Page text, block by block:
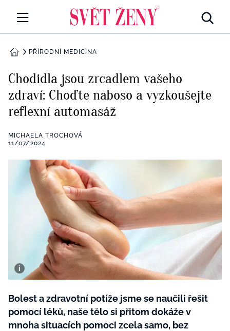
Všechny kategorie
Rozhovory
RETROHUBKY
Všechny kategorie
Seberozvoj
Všechny kategorie
Životní styl
ZÁBAVA
Všechny kategorie
Testy a kvízy
BYDLENÍ
Všechny kategorie
Rady a tipy
BurdaMedia
Extra
SVĚT ŽENY - 599 KČ
ROČNÍ PŘEDPLATNÉ SVĚT ŽENY +
DOMŮPŘÍRODNÍ MEDICÍNA
Chodidla jsou zrcadlem vašeho
zdraví: Choďte naboso a vyzkoušejte
reflexní automasáž
MICHAELA TROCHOVÁ
11/07/2024
Bolest a zdravotní potíže jsme se naučili řešit
pomocí léků, naše tělo si přitom dokáže v
mnoha situacích pomoci zcela samo, bez